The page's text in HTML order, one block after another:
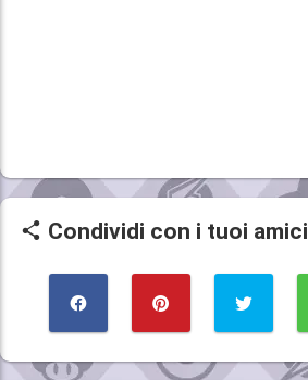
Condividi con i tuoi amici